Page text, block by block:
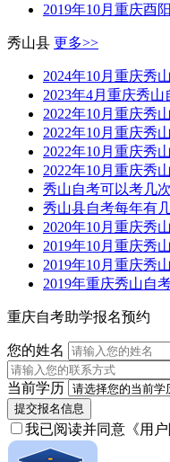
2019年10月重庆酉
秀山县 更多>>
2024年10月重庆秀
2023年4月重庆秀山
2022年10月重庆秀
2022年10月重庆秀
2022年10月重庆秀
2022年10月重庆秀
秀山自考可以考几
秀山县自考每年有
2020年10月重庆秀
2019年10月重庆秀
2019年10月重庆秀
2019年重庆秀山自
重庆自考助学报名预约
您的姓名
当前学历
提交报名信息
我已阅读并同意 《用